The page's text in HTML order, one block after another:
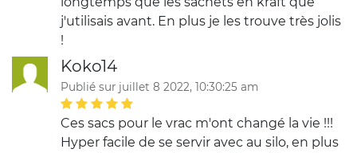
j'utilisais avant. En plus je les trouve très jolis
!
Koko14
Publié sur juillet 8 2022, 10:30:25 am
Ces sacs pour le vrac m'ont changé la vie !!!
Hyper facile de se servir avec au silo, en plus